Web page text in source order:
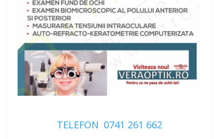
TELEFON 0741 261 662